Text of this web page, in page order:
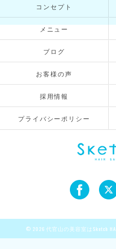
コンセプト
メニュー
ブログ
お客様の声
採用情報
プライバシーポリシー
© 2026 代官山の美容室はSketch HAIR